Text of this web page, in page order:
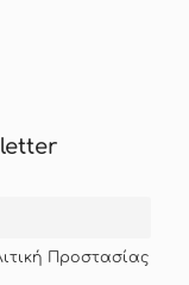
Προστασίας